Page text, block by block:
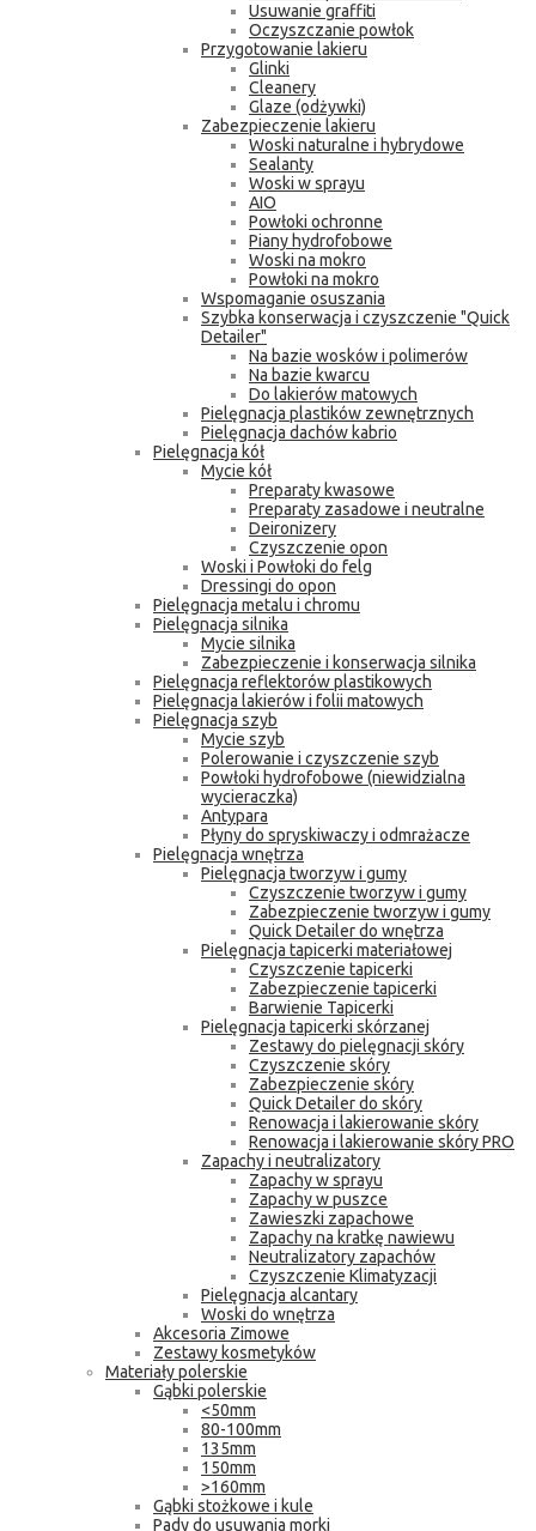
Usuwanie graffiti
Oczyszczanie powłok
Przygotowanie lakieru
Glinki
Cleanery
Glaze (odżywki)
Zabezpieczenie lakieru
Woski naturalne i hybrydowe
Sealanty
Woski w sprayu
AIO
Powłoki ochronne
Piany hydrofobowe
Woski na mokro
Powłoki na mokro
Wspomaganie osuszania
Szybka konserwacja i czyszczenie "Quick
Detailer"
Na bazie wosków i polimerów
Na bazie kwarcu
Do lakierów matowych
Pielęgnacja plastików zewnętrznych
Pielęgnacja dachów kabrio
Pielęgnacja kół
Mycie kół
Preparaty kwasowe
Preparaty zasadowe i neutralne
Deironizery
Czyszczenie opon
Woski i Powłoki do felg
Dressingi do opon
Pielęgnacja metalu i chromu
Pielęgnacja silnika
Mycie silnika
Zabezpieczenie i konserwacja silnika
Pielęgnacja reflektorów plastikowych
Pielęgnacja lakierów i folii matowych
Pielęgnacja szyb
Mycie szyb
Polerowanie i czyszczenie szyb
Powłoki hydrofobowe (niewidzialna
wycieraczka)
Antypara
Płyny do spryskiwaczy i odmrażacze
Pielęgnacja wnętrza
Pielęgnacja tworzyw i gumy
Czyszczenie tworzyw i gumy
Zabezpieczenie tworzyw i gumy
Quick Detailer do wnętrza
Pielęgnacja tapicerki materiałowej
Czyszczenie tapicerki
Zabezpieczenie tapicerki
Barwienie Tapicerki
Pielęgnacja tapicerki skórzanej
Zestawy do pielęgnacji skóry
Czyszczenie skóry
Zabezpieczenie skóry
Quick Detailer do skóry
Renowacja i lakierowanie skóry
Renowacja i lakierowanie skóry PRO
Zapachy i neutralizatory
Zapachy w sprayu
Zapachy w puszce
Zawieszki zapachowe
Zapachy na kratkę nawiewu
Neutralizatory zapachów
Czyszczenie Klimatyzacji
Pielęgnacja alcantary
Woski do wnętrza
Akcesoria Zimowe
Zestawy kosmetyków
Materiały polerskie
Gąbki polerskie
<50mm
80-100mm
135mm
150mm
>160mm
Gąbki stożkowe i kule
Pady do usuwania morki